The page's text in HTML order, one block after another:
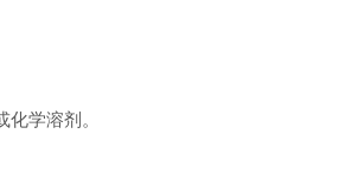
学溶剂。